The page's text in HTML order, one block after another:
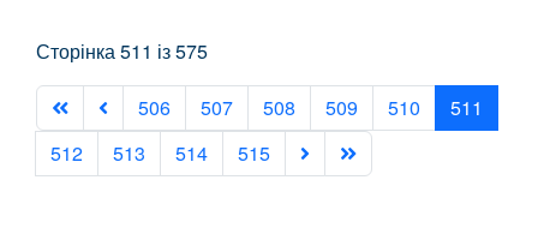
Сторінка 511 із 575
506 507 508 509 510
511
512
513 514 515